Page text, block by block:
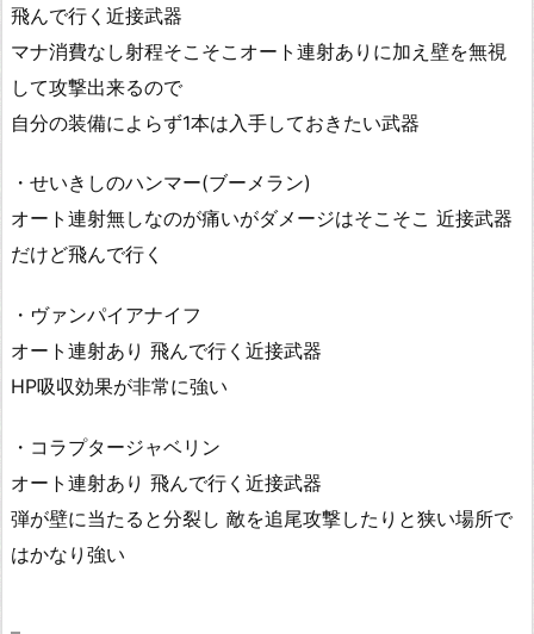
飛んで行く近接武器
マナ消費なし射程そこそこオート連射ありに加え壁を無視
して攻撃出来るので
自分の装備によらず1本は入手しておきたい武器
・せいきしのハンマー(ブーメラン)
オート連射無しなのが痛いがダメージはそこそこ 近接武器
だけど飛んで行く
・ヴァンパイアナイフ
オート連射あり 飛んで行く近接武器
HP吸収効果が非常に強い
・コラプタージャベリン
オート連射あり 飛んで行く近接武器
弾が壁に当たると分裂し 敵を追尾攻撃したりと狭い場所で
はかなり強い